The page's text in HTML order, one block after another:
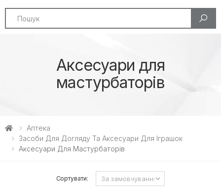
Search
Аксесуари для
мастурбаторів
Аптека
Засоби Для Догляду Та Аксесуари Для Іграшок
Аксесуари Для Мастурбаторів
Сортувати: